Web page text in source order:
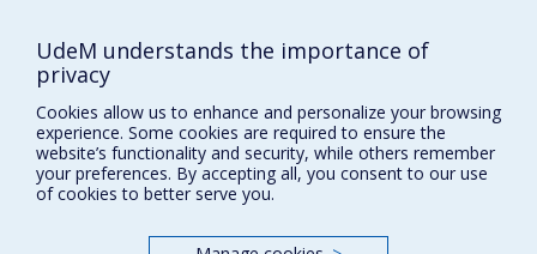
UdeM understands the importance of
privacy
Cookies allow us to enhance and personalize your browsing
experience. Some cookies are required to ensure the
website’s functionality and security, while others remember
your preferences. By accepting all, you consent to our use
of cookies to better serve you.